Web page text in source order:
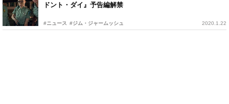
ドント・ダイ』予告編解禁
#ニュース #ジム・ジャームッシュ 2020.1.22